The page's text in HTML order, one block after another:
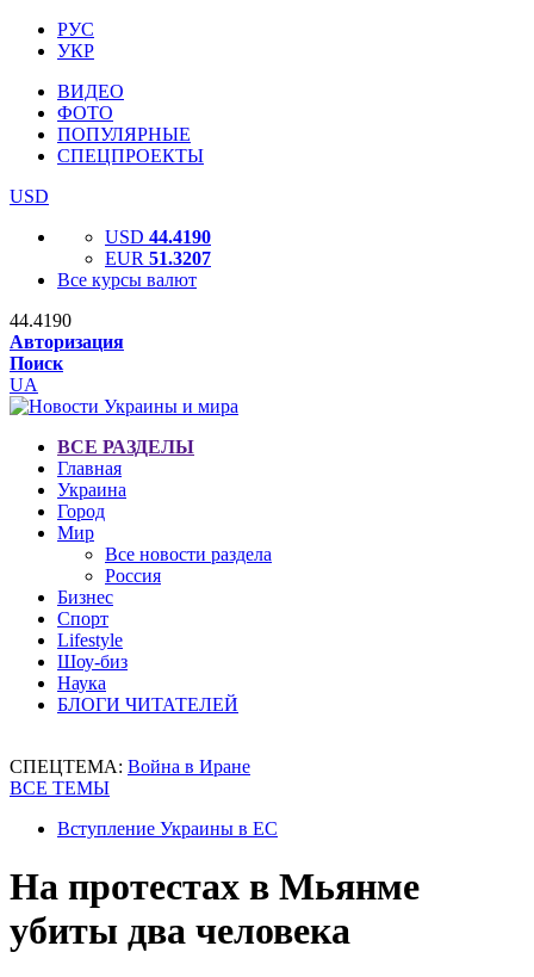
РУС
УКР
ВИДЕО
ФОТО
ПОПУЛЯРНЫЕ
СПЕЦПРОЕКТЫ
USD
USD 44.4190
EUR 51.3207
Все курсы валют
44.4190
Авторизация
Поиск
UA
ВСЕ РАЗДЕЛЫ
Главная
Украина
Город
Мир
Все новости раздела
Россия
Бизнес
Спорт
Lifestyle
Шоу-биз
Наука
БЛОГИ ЧИТАТЕЛЕЙ
СПЕЦТЕМА: Война в Иране
ВСЕ ТЕМЫ
Вступление Украины в ЕС
На протестах в Мьянме
убиты два человека